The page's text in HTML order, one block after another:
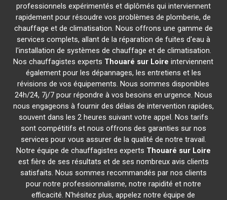
professionnels expérimentés et diplômés qui interviennent
rapidement pour résoudre vos problèmes de plomberie, de
chauffage et de climatisation. Nous offrons une gamme de
services complets, allant de la réparation de fuites d'eau à
l'installation de systèmes de chauffage et de climatisation.
Nos chauffagistes experts Thouaré sur Loire interviennent
également pour les dépannages, les entretiens et les
révisions de vos équipements. Nous sommes disponibles
24h/24, 7j/7 pour répondre à vos besoins en urgence. Nous
nous engageons à fournir des délais de intervention rapides,
souvent dans les 2 heures suivant votre appel. Nos tarifs
sont compétitifs et nous offrons des garanties sur nos
services pour vous assurer de la qualité de notre travail.
Notre équipe de chauffagistes experts Thouaré sur Loire
est fière de ses résultats et de ses nombreux avis clients
satisfaits. Nous sommes recommandés par nos clients
pour notre professionnalisme, notre rapidité et notre
efficacité. N'hésitez plus, appelez notre équipe de